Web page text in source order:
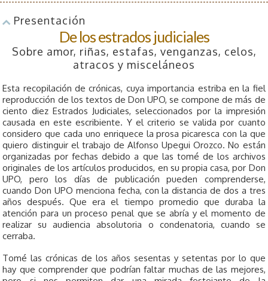
Presentación
De los estrados judiciales
Sobre amor, riñas, estafas, venganzas, celos,
atracos y misceláneos
Esta recopilación de crónicas, cuya importancia estriba en la fiel
reproducción de los textos de Don UPO, se compone de más de
ciento diez Estrados Judiciales, seleccionados por la impresión
causada en este escribiente. Y el criterio se valida por cuanto
considero que cada uno enriquece la prosa picaresca con la que
quiero distinguir el trabajo de Alfonso Upegui Orozco. No están
organizadas por fechas debido a que las tomé de los archivos
originales de los artículos producidos, en su propia casa, por Don
UPO, pero los días de publicación pueden comprenderse,
cuando Don UPO menciona fecha, con la distancia de dos a tres
años después. Que era el tiempo promedio que duraba la
atención para un proceso penal que se abría y el momento de
realizar su audiencia absolutoria o condenatoria, cuando se
cerraba.
Tomé las crónicas de los años sesentas y setentas por lo que
hay que comprender que podrían faltar muchas de las mejores,